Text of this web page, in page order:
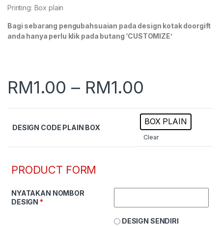
Printing: Box plain
Bagi sebarang pengubahsuaian pada design kotak doorgift
anda hanya perlu klik pada butang ‘CUSTOMIZE’
RM1.00 – RM1.00
DESIGN CODE PLAIN BOX
BOX PLAIN
Clear
PRODUCT FORM
NYATAKAN NOMBOR
DESIGN*
DESIGN SENDIRI